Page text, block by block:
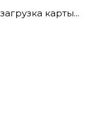
загрузка карты...